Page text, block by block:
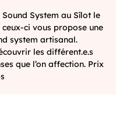
System au Sîlot le
ci vous propose une
system artisanal.
les différent.e.s
que l’on affection. Prix